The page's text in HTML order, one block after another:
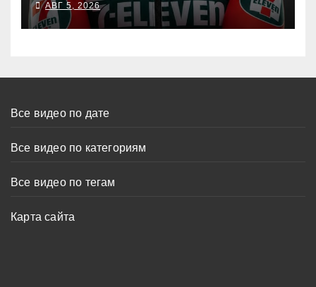
АВГ 5, 2026
Все видео по дате
Все видео по категориям
Все видео по тегам
Карта сайта